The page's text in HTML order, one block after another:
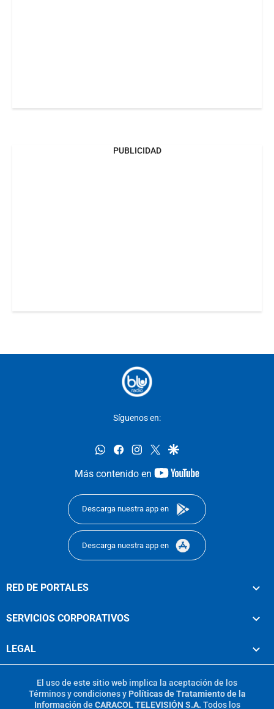
PUBLICIDAD
Síguenos en:
whatsappfacebookinstagram
twittergoogle
Más contenido en
youtube-
Descarga nuestra app en
Descarga nuestra app en
RED DE PORTALES
SERVICIOS CORPORATIVOS
LEGAL
El uso de este sitio web implica la aceptación de los
Términos y condicionesy Políticas de Tratamiento de la
Información de CARACOL TELEVISIÓN S.A. Todos los